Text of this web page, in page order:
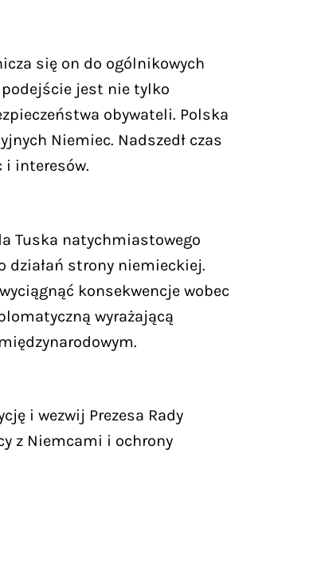
się on do ogólnikowych
podejście jest nie tylko
obywateli. Polska
Niemiec. Nadszedł czas
i interesów.
Tuska natychmiastowego
działań strony niemieckiej.
konsekwencje wobec
wyrażającą
i wezwij Prezesa Rady
z Niemcami i ochrony